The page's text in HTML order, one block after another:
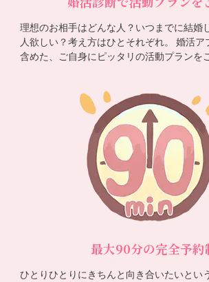
理想のお相手はどんな人？いつまでに結婚
人欲しい？考え方はひとそれぞれ。 婚活ア
含めた、ご自身にピッタリの活動プランを
最大90分の完全予約
ひとりひとりにきちんと向き合いたいとい